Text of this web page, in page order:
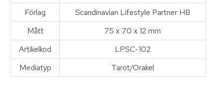
Förlag
Scandinavian Lifestyle Partner HB
Mått
75 x 70 x 12 mm
Artikelkod
LPSC-102
Mediatyp
Tarot/Orakel